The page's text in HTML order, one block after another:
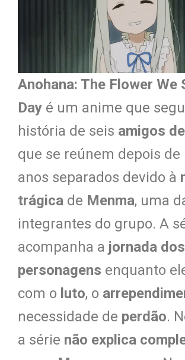
Anohana: The Flower We
Day é um anime que
história de seis amigos
que se reúnem depois
anos separados devido à
trágica de Menma, uma
integrantes do grupo. A
acompanha a jornada dos
personagens enquanto
com o luto, o
necessidade de perdão.
a série não explica